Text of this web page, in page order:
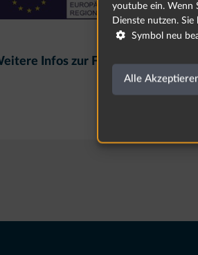
youtube ein. Wenn
Dienste nutzen.

Symbol neu
Alle
Infos zur Förderung der EU